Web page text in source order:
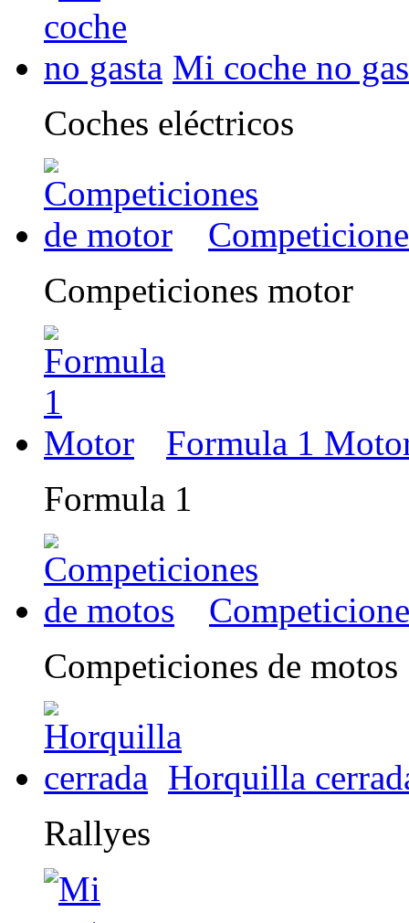
Mi coche no
Coches eléctricos
Competiciones motor
Formula 1
Formula 1
Competiciones de motos
Horquilla
Rallyes